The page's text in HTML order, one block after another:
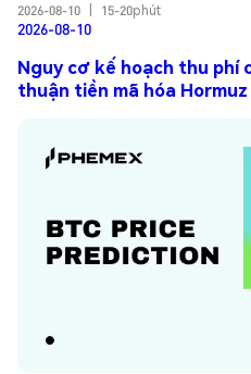
2026-08-10
15-20phút
2026-08-10
Nguy cơ kế hoạch thu phí
thuận tiền mã hóa Hormuz